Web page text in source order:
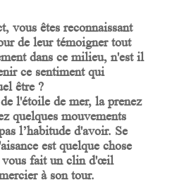
vous êtes reconnaissant
de leur témoigner tout
dans ce milieu, n'est il
ce sentiment qui
être ?
l'étoile de mer, la prenez
quelques mouvements
l’habitude d'avoir. Se
est quelque chose
vous fait un clin d'œil
à son tour.